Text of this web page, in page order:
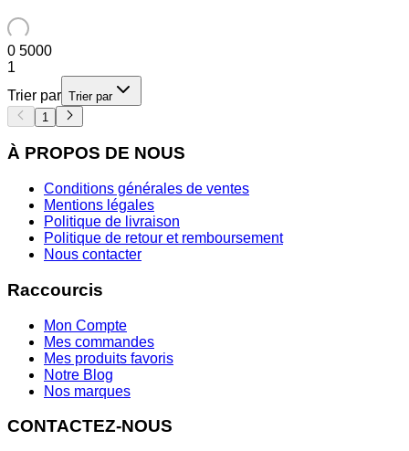
0 5000
1
Trier par Trier par
1
À PROPOS DE NOUS
Conditions générales de ventes
Mentions légales
Politique de livraison
Politique de retour et remboursement
Nous contacter
Raccourcis
Mon Compte
Mes commandes
Mes produits favoris
Notre Blog
Nos marques
CONTACTEZ-NOUS